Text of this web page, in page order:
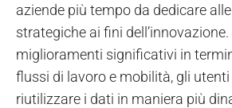
aziende più tempo da dedicare
strategiche ai fini
miglioramenti significativi in
flussi di lavoro e mobilità, gli
riutilizzare i dati in maniera più